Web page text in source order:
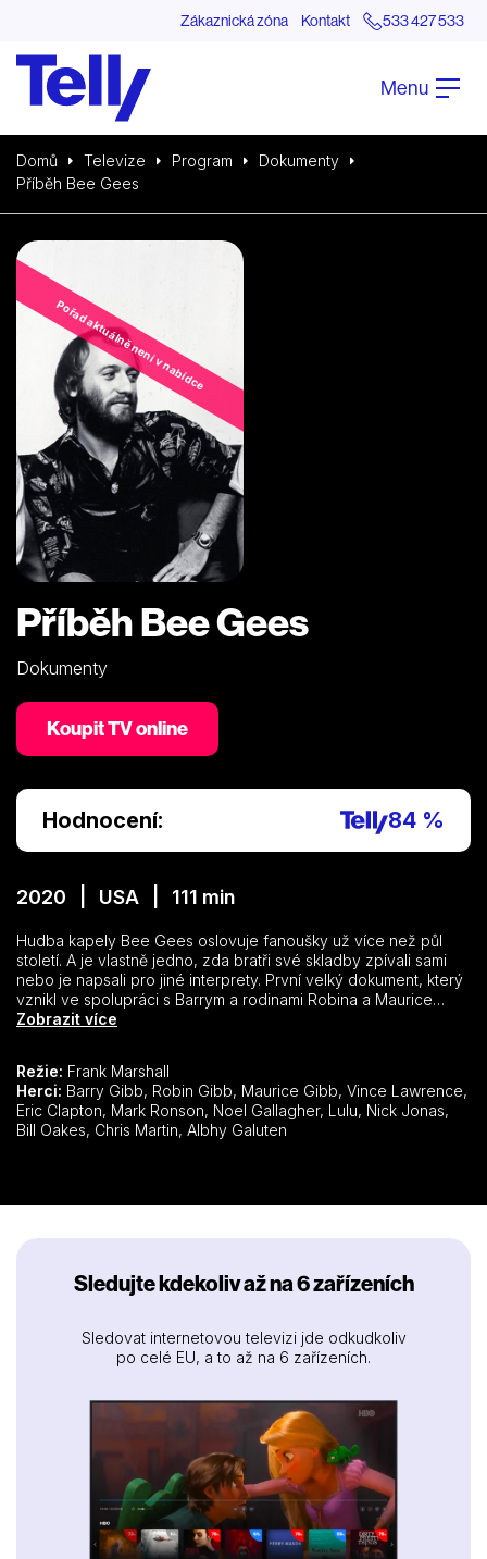
Zákaznická zóna Kontakt 533 427 533
Menu
Domů Televize Program
Dokumenty
Příběh Bee Gees
Pořad aktuálně není v nabídce
Příběh Bee Gees
Dokumenty
Koupit TV online
Hodnocení: 84 %
2020 | USA | 111 min
Hudba kapely Bee Gees oslovuje fanoušky už více než půl
století. A je vlastně jedno, zda bratři své skladby zpívali sami
nebo je napsali pro jiné interprety. První velký dokument, který
vznikl ve spolupráci s Barrym a rodinami Robina a Maurice
Gibbových mapuje turbulentní kariéru kapely, která je plná
některých nesmrtelných písní. Fenomén Bee Gees rozeberou i
současné hudební hvězdy – Justin Timberlake, Noel Gallagher,
Chris Martin nebo Eric Clapton.
Zobrazit více
Režie: Frank Marshall
Herci:
Eric Clapton, Mark Ronson, Noel Gallagher, Lulu, Nick Jonas,
Bill Oakes, Chris Martin, Albhy Galuten
Sledujte kdekoliv až na 6 zařízeních
Sledovat internetovou televizi jde odkudkoliv
po celé EU, a to až na 6 zařízeních.